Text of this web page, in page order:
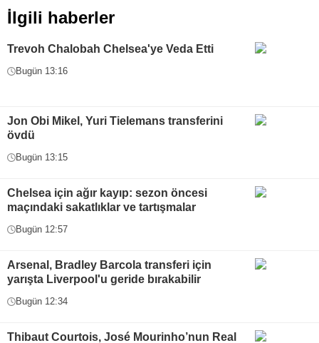
İlgili haberler
Trevoh Chalobah Chelsea'ye Veda Etti
Bugün 13:16
Jon Obi Mikel, Yuri Tielemans transferini
övdü
Bugün 13:15
Chelsea için ağır kayıp: sezon öncesi
maçındaki sakatlıklar ve tartışmalar
Bugün 12:57
Arsenal, Bradley Barcola transferi için
yarışta Liverpool'u geride bırakabilir
Bugün 12:34
Thibaut Courtois, José Mourinho’nun Real